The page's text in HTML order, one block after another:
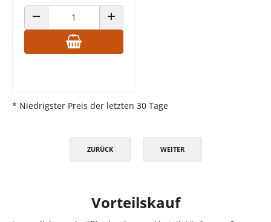
ANZAHL VERRINGERN ANZAHL ERHÖHEN
* Niedrigster Preis der letzten 30 Tage
ZURÜCK WEITER
Vorteilskauf